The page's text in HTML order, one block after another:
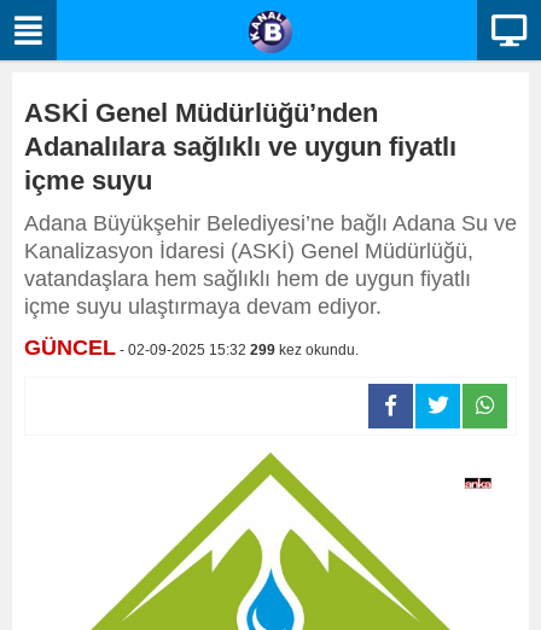
ASKİ Genel Müdürlüğü’nden
Adanalılara sağlıklı ve uygun fiyatlı
içme suyu
Adana Büyükşehir Belediyesi’ne bağlı Adana Su ve
Kanalizasyon İdaresi (ASKİ) Genel Müdürlüğü,
vatandaşlara hem sağlıklı hem de uygun fiyatlı
içme suyu ulaştırmaya devam ediyor.
GÜNCEL - 02-09-2025 15:32 299 kez okundu.